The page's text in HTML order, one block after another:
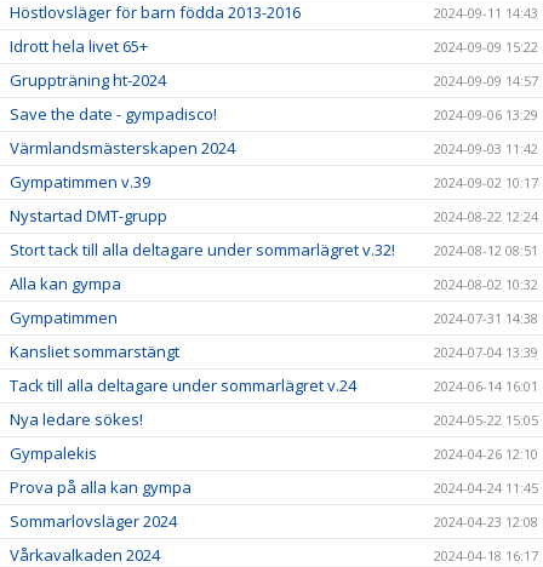
Höstlovsläger för barn födda 2013-2016 2024-09-11 14:43
Idrott hela livet 65+ 2024-09-09 15:22
Gruppträning ht-2024 2024-09-09 14:57
Save the date - gympadisco! 2024-09-06 13:29
Värmlandsmästerskapen 2024 2024-09-03 11:42
Gympatimmen v.39 2024-09-02 10:17
Nystartad DMT-grupp 2024-08-22 12:24
Stort tack till alla deltagare under sommarlägret v.32! 2024-08-12 08:51
Alla kan gympa 2024-08-02 10:32
Gympatimmen 2024-07-31 14:38
Kansliet sommarstängt 2024-07-04 13:39
Tack till alla deltagare under sommarlägret v.24 2024-06-14 16:01
Nya ledare sökes! 2024-05-22 15:05
Gympalekis 2024-04-26 12:10
Prova på alla kan gympa 2024-04-24 11:45
Sommarlovsläger 2024 2024-04-23 12:08
Vårkavalkaden 2024 2024-04-18 16:17